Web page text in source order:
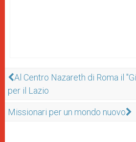
Al Centro Nazareth di Roma il
per il Lazio
Missionari per un mondo nuovo